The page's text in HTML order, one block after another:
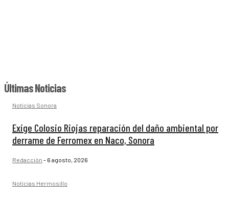
Últimas Noticias
Noticias Sonora
Exige Colosio Riojas reparación del daño ambiental por
derrame de Ferromex en Naco, Sonora
Redacción - 6 agosto, 2026
Noticias Hermosillo